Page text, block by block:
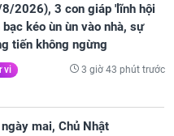
2026), 3 con giáp 'lĩnh hội
kéo ùn ùn vào nhà, sự
tiến không ngừng
vi 3 giờ 43 phút trước
mai, Chủ Nhật